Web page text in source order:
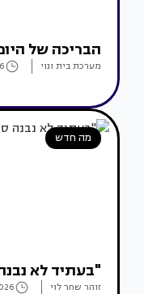
הבריכה של
מערכת בית ונוי
מה חדש
"בעתיד לא
זוהר שחר לוי